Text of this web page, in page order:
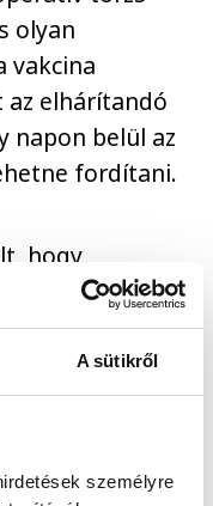
A sütikről
személyre
olyan
vakcina
elhárítandó
napon belül az
fordítani.
hogy
bizalom
otthonokban
a 60 év
szenvedők,
kínai